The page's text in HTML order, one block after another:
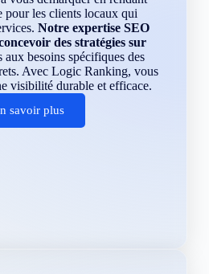
pour les clients locaux qui
Notre expertise SEO
des stratégies sur
aux besoins spécifiques des
Avec Logic Ranking, vous
visibilité durable et efficace.
savoir plus